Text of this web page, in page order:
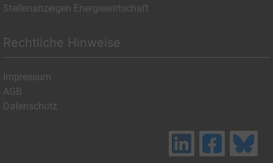
Stellenanzeigen Energiewirtschaft
Rechtliche Hinweise
Impressum
AGB
Datenschutz